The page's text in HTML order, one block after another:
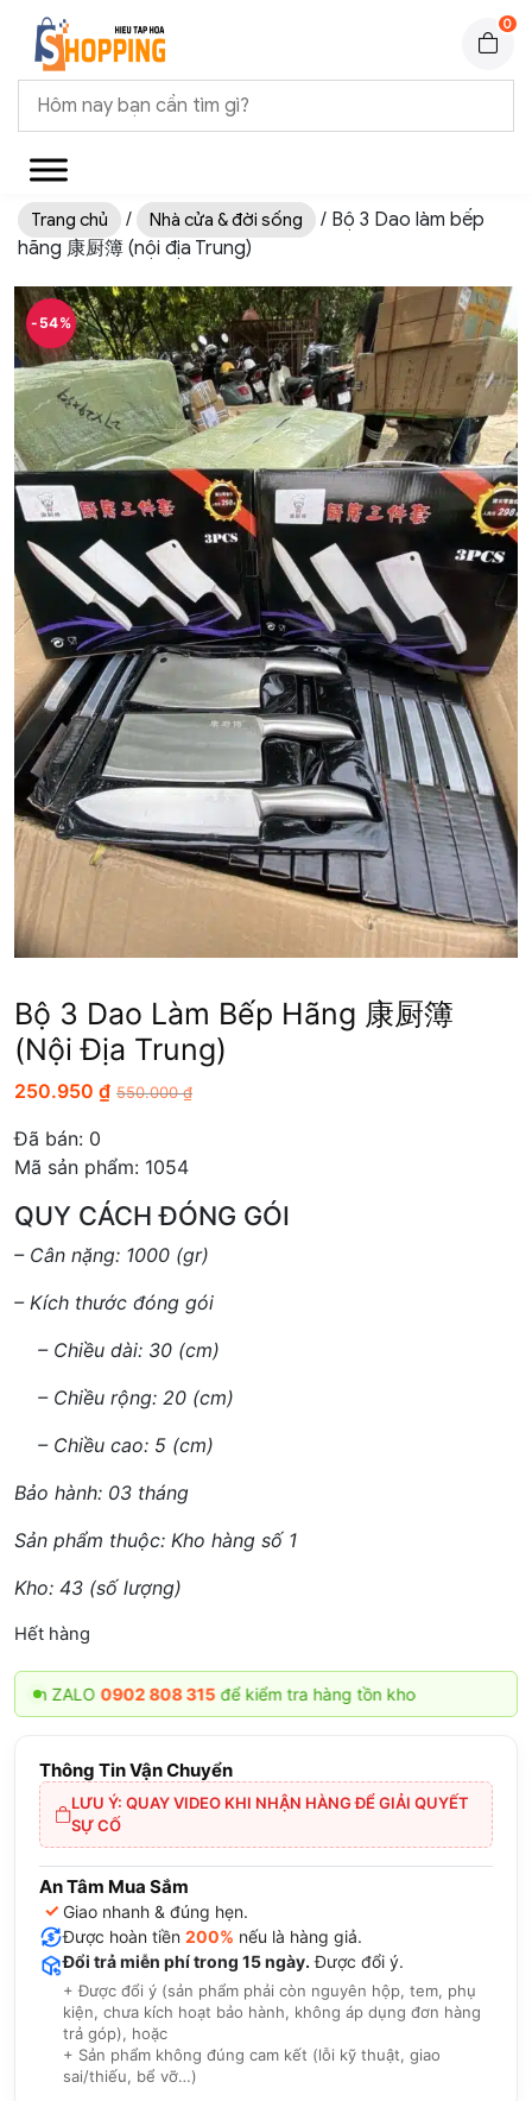
0
Trang chủ / Nhà cửa & đời sống
/ Bộ 3 Dao làm bếp
hãng 康厨簿 (nội địa Trung)
-54%
Bộ 3 Dao Làm Bếp Hãng 康厨簿
(nội Địa Trung)
250.950 ₫ 550.000₫
Đã bán: 0
Mã sản phẩm: 1054
QUY CÁCH ĐÓNG GÓI
– Cân nặng: 1000 (gr)
– Kích thước đóng gói
– Chiều dài: 30 (cm)
– Chiều rộng: 20 (cm)
– Chiều cao: 5 (cm)
Bảo hành: 03 tháng
Sản phẩm thuộc: Kho hàng số 1
Kho: 43 (số lượng)
Hết hàng
ZALO0902 808 315để kiểm tra hàng tồn kho
Thông Tin Vận Chuyển
LƯU Ý: QUAY VIDEO KHI NHẬN HÀNG ĐỂ GIẢI QUYẾT
SỰ CỐ
An Tâm Mua Sắm
✓ Giao nhanh & đúng hẹn.
Được hoàn tiền 200% nếu là hàng giả.
Đổi trả miễn phí trong 15 ngày. Được đổi ý.
+ Được đổi ý (sản phẩm phải còn nguyên hộp, tem, phụ
kiện, chưa kích hoạt bảo hành, không áp dụng đơn hàng
trả góp), hoặc
+ Sản phẩm không đúng cam kết (lỗi kỹ thuật, giao
sai/thiếu, bể vỡ…)